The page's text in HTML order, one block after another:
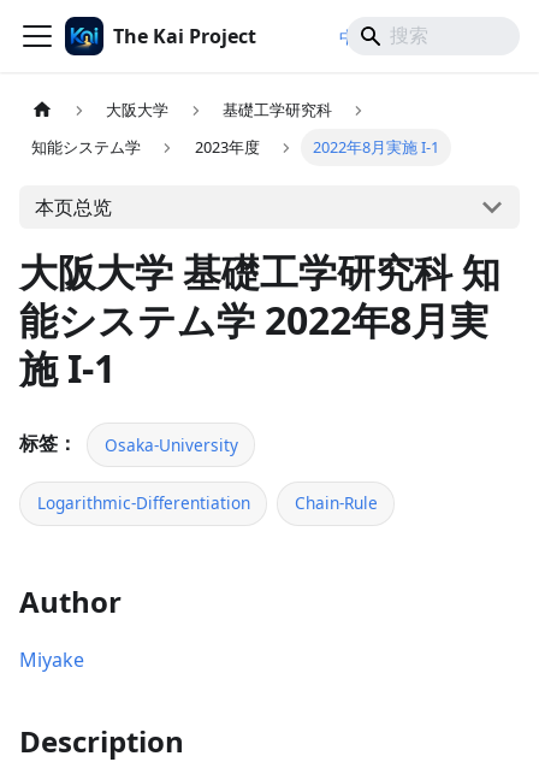
The Kai Project 中文/ 日本語
大阪大学
基礎工学研究科
知能システム学
2023年度 2022年8月実施 I-1
本页总览
大阪大学 基礎工学研究科 知
能システム学 2022年8月実
施 I-1
标签： Osaka-University
Logarithmic-Differentiation Chain-Rule
Author
Miyake
Description